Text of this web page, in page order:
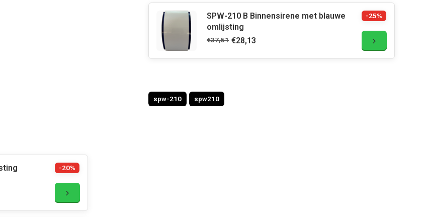
-20%
SPW-210 B Binnensirene met blauwe
omlijsting
€37,51 €28,13
-25%
spw-210 spw210